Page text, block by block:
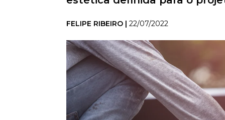
FELIPE RIBEIRO | 22/07/2022